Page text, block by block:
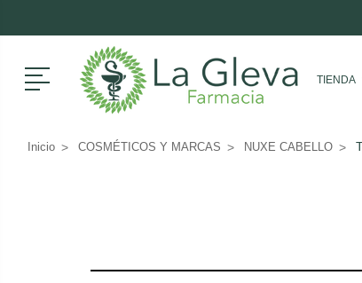
Menú TIENDA
Inicio COSMÉTICOS Y MARCAS NUXE CABELLO